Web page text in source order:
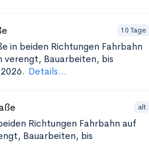
10 Tage
in beiden Richtungen Fahrbahn
verengt, Bauarbeiten, bis
Details...
alt
Richtungen Fahrbahn auf
Bauarbeiten, bis